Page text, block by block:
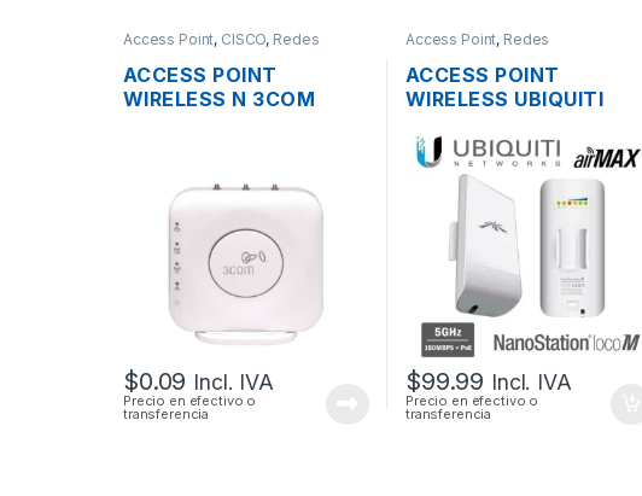
Access Point, CISCO, Redes
ACCESS POINT
WIRELESS N 3COM
$0.09 Incl. IVA
Precio en efectivo o
transferencia
Access Point, Redes
ACCESS POINT
WIRELESS UBIQUITI
LOCOM5 AIRMAX 5GHZ
13DBI MIMO 200MW
150MBPS + POE
OUTDOOR
$99.99 Incl. IVA
Precio en efectivo o
transferencia